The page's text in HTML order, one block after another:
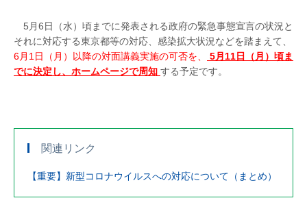
5月6日（水）頃までに発表される政府の緊急事態宣言の状況と
それに対応する東京都等の対応、感染拡大状況などを踏まえて、
6月1日（月）以降の対面講義実施の可否を、
5月11日（月）頃ま
でに決定し、ホームページで周知 する予定です。
関連リンク
【重要】新型コロナウイルスへの対応について（まとめ）